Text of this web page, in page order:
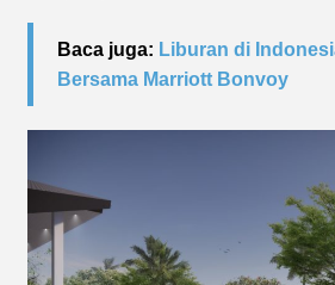
Baca juga: Liburan di
Bersama Marriott Bonvoy